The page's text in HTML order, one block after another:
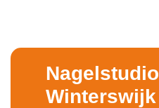
Nagelstudio
Winterswijk